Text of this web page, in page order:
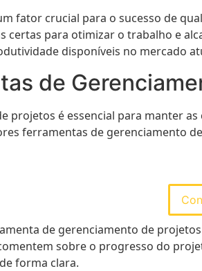
fator crucial para o sucesso de
certas para otimizar o trabalho e
disponíveis no mercado
de
projetos é essencial para manter
ferramentas de gerenciamento
de gerenciamento de
sobre o progresso do
forma clara.